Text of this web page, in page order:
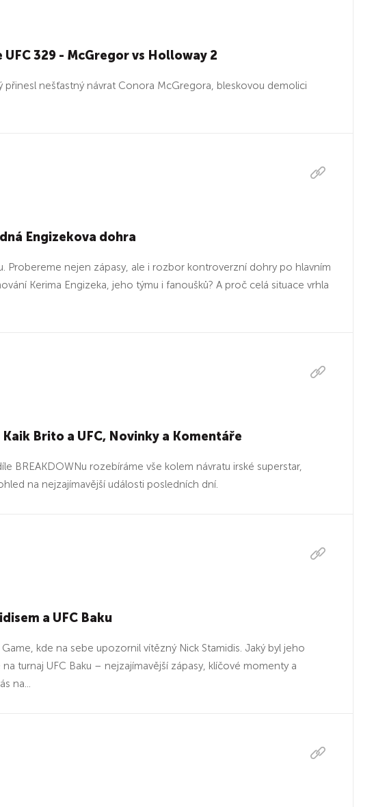
329 - McGregor vs Holloway 2
nešťastný návrat Conora McGregora, bleskovou demolici
Engizekova dohra
Probereme nejen zápasy, ale i rozbor kontroverzní dohry po hlavním
Kerima Engizeka, jeho týmu i fanoušků? A proč celá situace vrhla
Brito a UFC, Novinky a Komentáře
BREAKDOWNu rozebíráme vše kolem návratu irské superstar,
na nejzajímavější události posledních dní.
a UFC Baku
kde na sebe upozornil vítězný Nick Stamidis. Jaký byl jeho
turnaj UFC Baku – nejzajímavější zápasy, klíčové momenty a
na...